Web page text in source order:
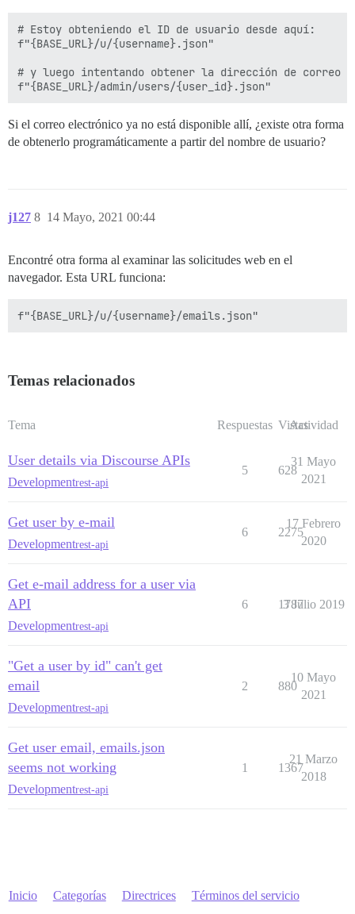
# Estoy obteniendo el ID de usuario desde aquí:
f"{BASE_URL}/u/{username}.json"
# y luego intentando obtener la dirección de correo
Si el correo electrónico ya no está disponible allí, ¿existe otra forma
de obtenerlo programáticamente a partir del nombre de usuario?
j127 14 Mayo, 2021 00:44
8
Encontré otra forma al examinar las solicitudes web en el
navegador. Esta URL funciona:
Temas relacionados
Tema Respuestas Vistas
Actividad
User details via Discourse APIs
Developmentrest-api
5 628
31 Mayo
2021
Get user by e-mail
Developmentrest-api
6 2275
17 Febrero
2020
Get e-mail address for a user via
API
Developmentrest-api
6 1787
3 Julio 2019
"Get a user by id" can't get
email
Developmentrest-api
2 880
10 Mayo
2021
Get user email, emails.json
seems not working
Developmentrest-api
1 1367
21 Marzo
2018
Inicio Categorías Directrices Términos del servicio